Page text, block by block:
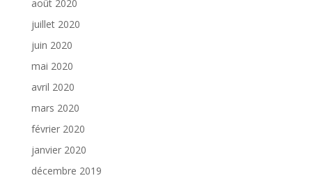
août 2020
juillet 2020
juin 2020
mai 2020
avril 2020
mars 2020
février 2020
janvier 2020
décembre 2019